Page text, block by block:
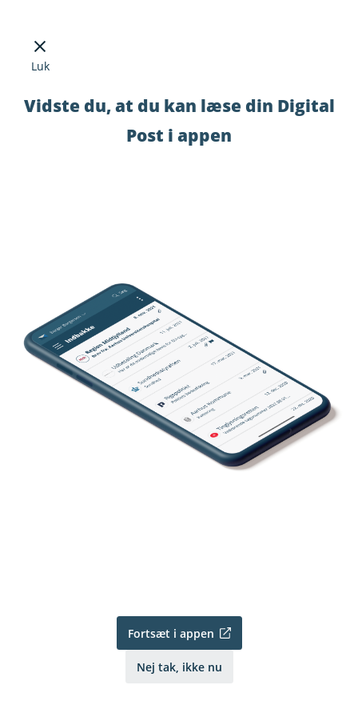
Luk
Vidste du, at du kan læse din Digital
Post i appen
Fortsæt i appen
Nej tak, ikke nu